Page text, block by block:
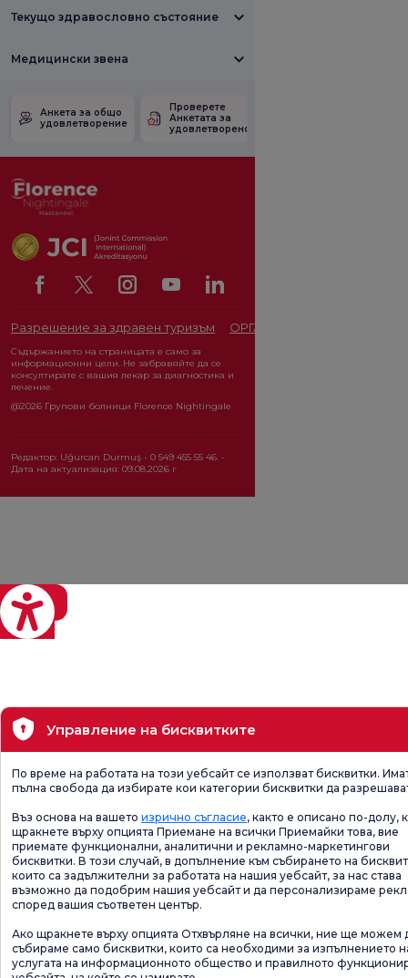
Текущо здравословно състояние
Медицински звена
Анкета за общо
удовлетворение
Проверете
Анкетата за
удовлетвореност.
Разрешение за здравен туризъм ОРГАН ЗА ЗАЩИТА НА
Съдържанието на страницата е само за
информационни цели. Не забравяйте да се
консултирате с вашия лекар за диагностика и
лечение.
@2026 Групови болници Florence Nightingale
Редактор: Uğurcan Durmuş - 0 549 455 55 46. -
Дата на актуализация: 09.08.2026 г
Управление на бисквитките
По време на работата на този уебсайт се използват бисквитки.
пълна свобода да избирате кои категории бисквитки да
Въз основа на вашето изрично съгласие, както е описано по-долу,
щракнете върху опцията Приемане на всички Приемайки това, вие
приемате функционални, аналитични и рекламно-маркетингови
бисквитки. В този случай, в допълнение към събирането на
които са задължителни за работата на нашия уебсайт, за нас става
възможно да подобрим нашия уебсайт и да персонализираме
според вашия съответен център.
Ако щракнете върху опцията Отхвърляне на всички, ние ще можем
събираме само бисквитки, които са необходими за изпълнението
услугата на информационното общество и правилното